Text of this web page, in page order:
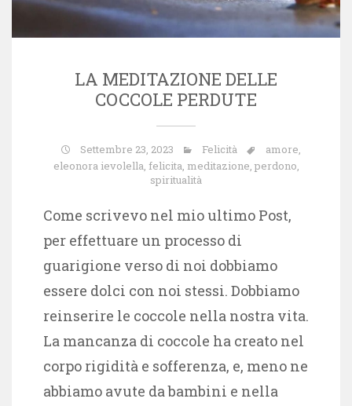
LA MEDITAZIONE DELLE
COCCOLE PERDUTE
Settembre 23, 2023 Felicità amore,
eleonora ievolella, felicita, meditazione, perdono,
spiritualità
Come scrivevo nel mio ultimo Post,
per effettuare un processo di
guarigione verso di noi dobbiamo
essere dolci con noi stessi. Dobbiamo
reinserire le coccole nella nostra vita.
La mancanza di coccole ha creato nel
corpo rigidità e sofferenza, e, meno ne
abbiamo avute da bambini e nella